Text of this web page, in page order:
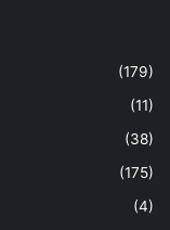
(179)
(11)
(38)
(175)
(4)